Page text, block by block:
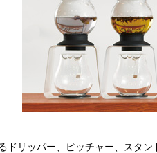
ドリッパー、ピッチャー、スタ